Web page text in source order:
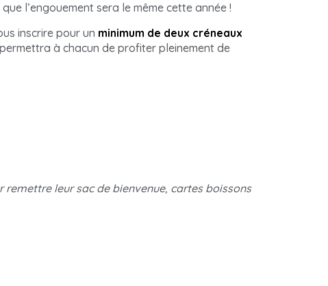
l’engouement sera le même cette année !
inscrire pour un minimum de deux créneaux
à chacun de profiter pleinement de
leur sac de bienvenue, cartes boissons